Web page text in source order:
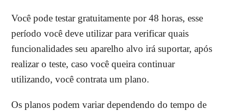
Você pode testar gratuitamente por 48 horas, esse
período você deve utilizar para verificar quais
funcionalidades seu aparelho alvo irá suportar, após
realizar o teste, caso você queira continuar
utilizando, você contrata um plano.
Os planos podem variar dependendo do tempo de